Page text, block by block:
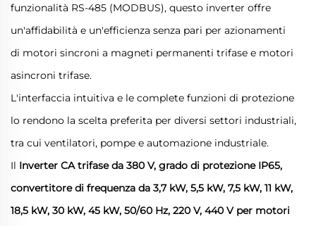
funzionalità RS-485 (MODBUS), questo inverter offre
un'affidabilità e un'efficienza senza pari per azionamenti
di motori sincroni a magneti permanenti trifase e motori
asincroni trifase.
L'interfaccia intuitiva e le complete funzioni di protezione
lo rendono la scelta preferita per diversi settori industriali,
tra cui ventilatori, pompe e automazione industriale.
Il Inverter CA trifase da 380 V, grado di protezione IP65,
convertitore di frequenza da 3,7 kW, 5,5 kW, 7,5 kW, 11 kW,
18,5 kW, 30 kW, 45 kW, 50/60 Hz, 220 V, 440 V per motori